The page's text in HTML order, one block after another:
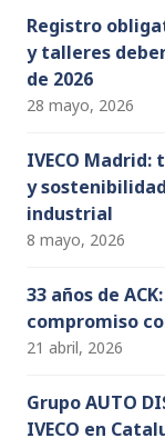
Registro
y talleres
de 2026
28 mayo, 2026
IVECO
y
industrial
8 mayo, 2026
33 años de
compromiso
21 abril, 2026
Grupo AUTO
IVECO en